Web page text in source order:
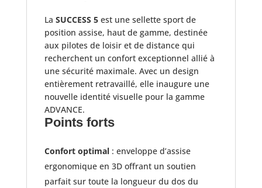
La SUCCESS 5est une sellette sport de
position assise, haut de gamme, destinée
aux pilotes de loisir et de distance qui
recherchent un confort exceptionnel allié à
une sécurité maximale. Avec un design
entièrement retravaillé, elle inaugure une
nouvelle identité visuelle pour la gamme
ADVANCE.​
Points forts
Confort optimal: enveloppe d’assise
ergonomique en 3D offrant un soutien
parfait sur toute la longueur du dos du